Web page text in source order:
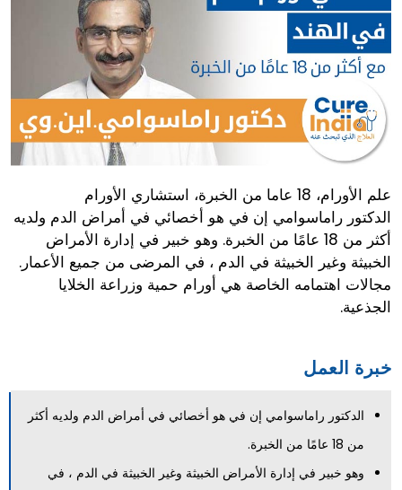
علم الأورام، 18 عاما من الخبرة، استشاري الأورام
الدكتور راماسوامي إن في هو أخصائي في أمراض الدم ولديه
أكثر من 18 عامًا من الخبرة. وهو خبير في إدارة الأمراض
الخبيثة وغير الخبيثة في الدم ، في المرضى من جميع الأعمار.
مجالات اهتمامه الخاصة هي أورام حمية وزراعة الخلايا
الجذعية.
خبرة العمل
الدكتور راماسوامي إن في هو أخصائي في أمراض الدم ولديه أكثر
من 18 عامًا من الخبرة.
وهو خبير في إدارة الأمراض الخبيثة وغير الخبيثة في الدم ، في